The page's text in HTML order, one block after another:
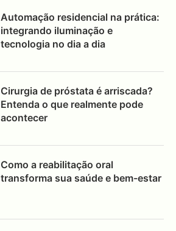
Automação residencial na prática:
integrando iluminação e
tecnologia no dia a dia
Cirurgia de próstata é arriscada?
Entenda o que realmente pode
acontecer
Como a reabilitação oral
transforma sua saúde e bem-estar